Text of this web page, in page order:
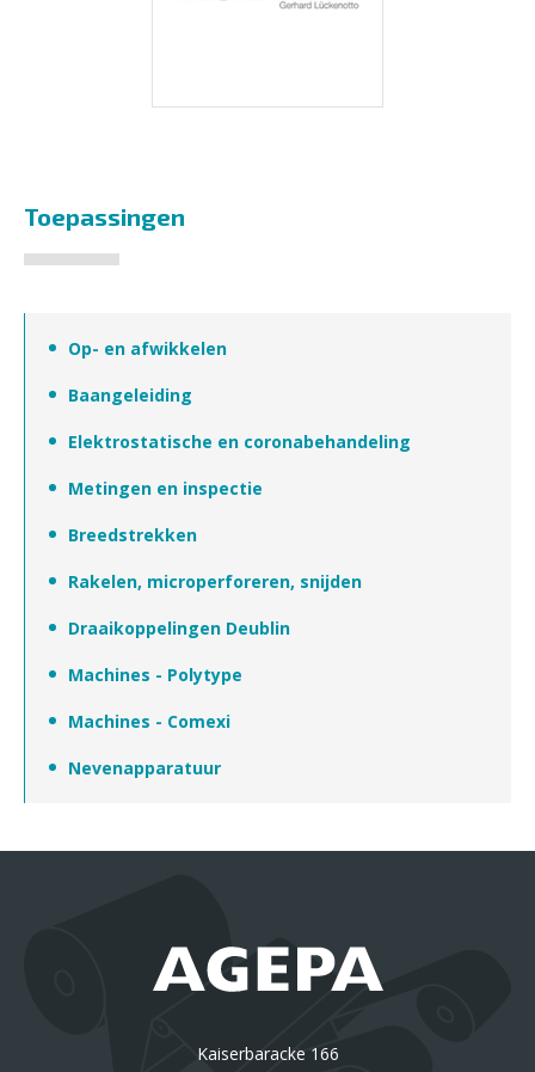
Toepassingen
Op- en afwikkelen
Baangeleiding
Elektrostatische en coronabehandeling
Metingen en inspectie
Breedstrekken
Rakelen, microperforeren, snijden
Draaikoppelingen Deublin
Nevenapparatuur
Machines - Polytype
Machines - Comexi
Kaiserbaracke 166